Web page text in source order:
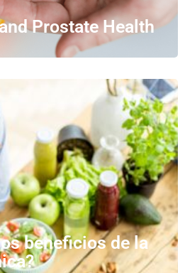
Prostate Health
beneficios de la